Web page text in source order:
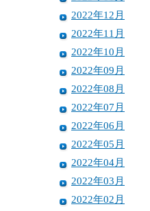
2022年12月
2022年11月
2022年10月
2022年09月
2022年08月
2022年07月
2022年06月
2022年05月
2022年04月
2022年03月
2022年02月